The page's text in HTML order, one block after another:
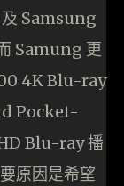
Samsung
Samung 更
4K Blu-ray
Pocket-
Blu-ray 播
原因是希望